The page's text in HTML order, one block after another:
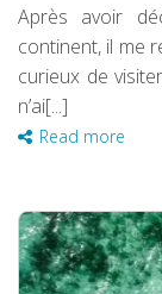
Après avoir
continent, il me
curieux de
n’ai[...]
Read more